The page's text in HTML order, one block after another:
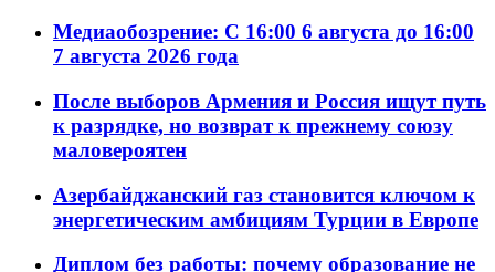
Медиаобозрение: С 16:00 6 августа до 16:00
7 августа 2026 года
После выборов Армения и Россия ищут путь
к разрядке, но возврат к прежнему союзу
маловероятен
Азербайджанский газ становится ключом к
энергетическим амбициям Турции в Европе
Диплом без работы: почему образование не